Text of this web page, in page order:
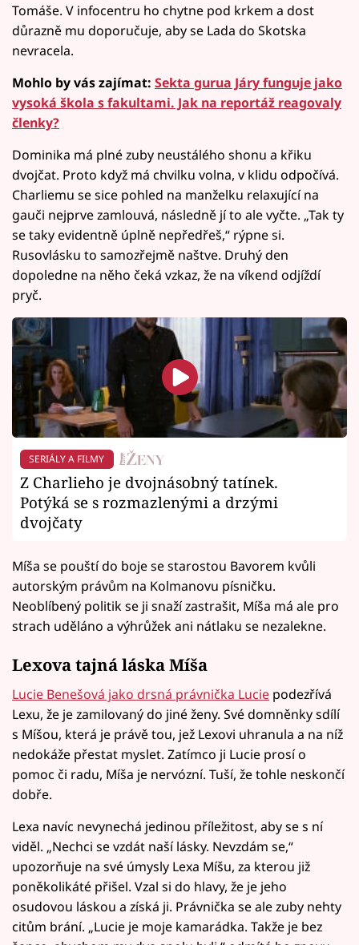
Tomáše. V infocentru ho chytne pod krkem a dost
důrazně mu doporučuje, aby se Lada do Skotska
nevracela.
Mohlo by vás zajímat: Sekta gurua Járy funguje jako
vysoká škola s fakultami. Jak na reportáž reagovaly
členky?
Dominika má plné zuby neustálého shonu a křiku
dvojčat. Proto když má chvilku volna, v klidu odpočívá.
Charliemu se sice pohled na manželku relaxující na
gauči nejprve zamlouvá, následně jí to ale vyčte. „Tak ty
se taky evidentně úplně nepředřeš,“ rýpne si.
Rusovlásku to samozřejmě naštve. Druhý den
dopoledne na něho čeká vzkaz, že na víkend odjíždí
pryč.
SERIÁLY A FILMY
Z Charlieho je dvojnásobný tatínek.
Potýká se s rozmazlenými a drzými
dvojčaty
Míša se pouští do boje se starostou Bavorem kvůli
autorským právům na Kolmanovu písničku.
Neoblíbený politik se ji snaží zastrašit, Míša má ale pro
strach uděláno a výhrůžek ani nátlaku se nezalekne.
Lexova tajná láska Míša
Lucie Benešová jako drsná právnička Lucie podezřívá
Lexu, že je zamilovaný do jiné ženy. Své domněnky sdílí
s Míšou, která je právě tou, jež Lexovi uhranula a na níž
nedokáže přestat myslet. Zatímco ji Lucie prosí o
pomoc či radu, Míša je nervózní. Tuší, že tohle neskončí
dobře.
Lexa navíc nevynechá jedinou příležitost, aby se s ní
viděl. „Nechci se vzdát naší lásky. Nevzdám se,“
upozorňuje na své úmysly Lexa Míšu, za kterou již
poněkolikáté přišel. Vzal si do hlavy, že je jeho
osudovou láskou a získá ji. Právnička se ale zuby nehty
citům brání. „Lucie je moje kamarádka. Takže je bez